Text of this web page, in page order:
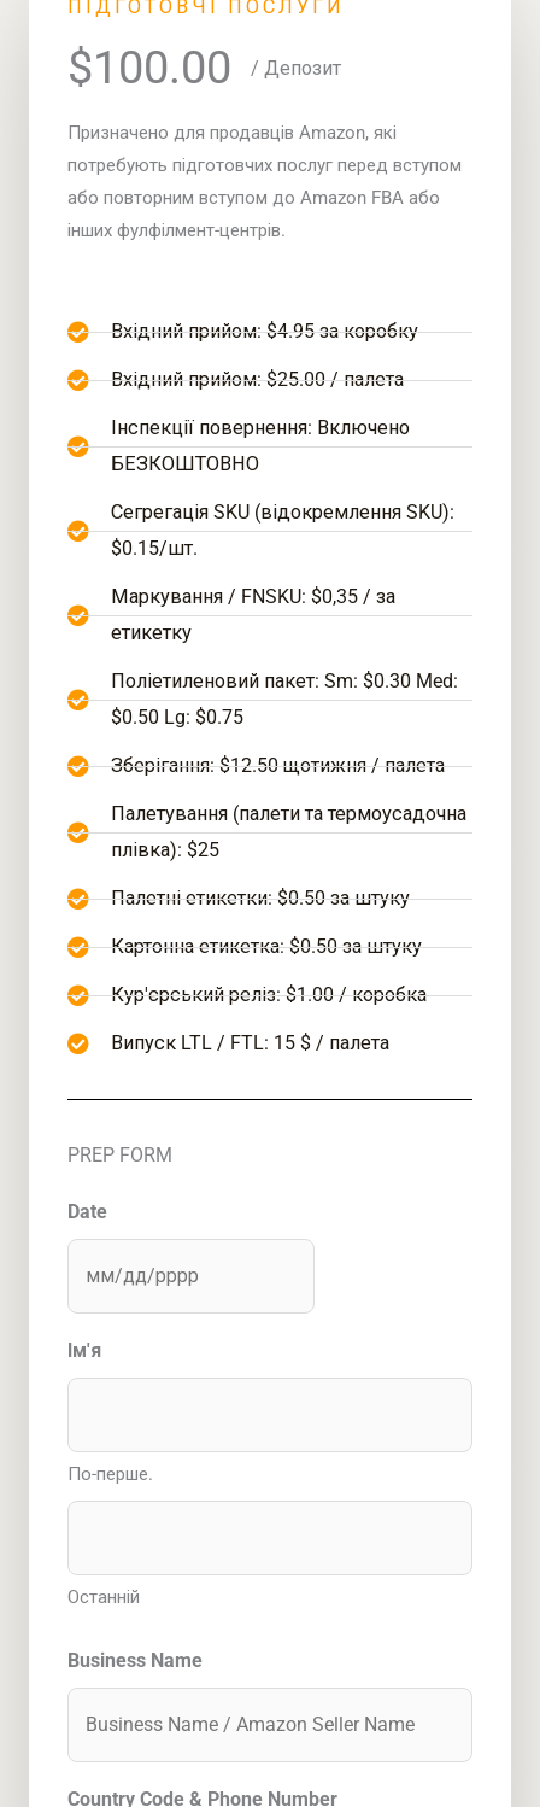
ПІДГОТОВЧІ ПОСЛУГИ
$100.00 / Депозит
Призначено для продавців Amazon, які
потребують підготовчих послуг перед вступом
або повторним вступом до Amazon FBA або
інших фулфілмент-центрів.
Вхідний прийом: $4.95 за коробку
Вхідний прийом: $25.00 / палета
Інспекції повернення: Включено
БЕЗКОШТОВНО
Сегрегація SKU (відокремлення SKU):
$0.15/шт.
Маркування / FNSKU: $0,35 / за
етикетку
Поліетиленовий пакет: Sm: $0.30 Med:
$0.50 Lg: $0.75
Зберігання: $12.50 щотижня / палета
Палетування (палети та термоусадочна
плівка): $25
Палетні етикетки: $0.50 за штуку
Картонна етикетка: $0.50 за штуку
Кур'єрський реліз: $1.00 / коробка
Випуск LTL / FTL: 15 $ / палета
PREP FORM
Date
ММ
скісна
риска
ДД
скісна
риска
Ім'я
По-перше.
Останній
Business Name
Country Code & Phone Number